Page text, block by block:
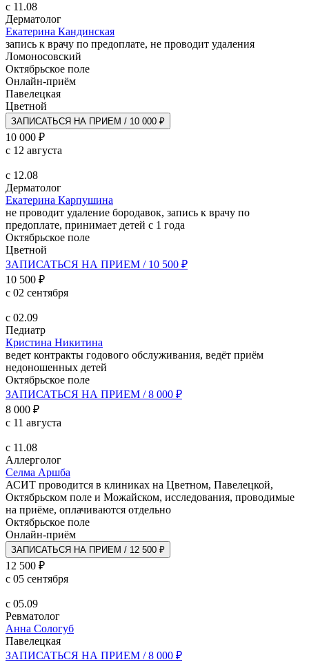
с 11.08
Дерматолог
Екатерина Кандинская
запись к врачу по предоплате, не проводит удаления
Ломоносовский
Октябрьское поле
Онлайн-приём
Павелецкая
Цветной
ЗАПИСАТЬСЯ НА ПРИЕМ / 10 000 ₽
10 000 ₽
с 12 августа
с 12.08
Дерматолог
Екатерина Карпушина
не проводит удаление бородавок, запись к врачу по
предоплате, принимает детей с 1 года
Октябрьское поле
Цветной
ЗАПИСАТЬСЯ НА ПРИЕМ / 10 500 ₽
10 500 ₽
с 02 сентября
с 02.09
Педиатр
Кристина Никитина
ведет контракты годового обслуживания, ведёт приём
недоношенных детей
Октябрьское поле
ЗАПИСАТЬСЯ НА ПРИЕМ / 8 000 ₽
8 000 ₽
с 11 августа
с 11.08
Аллерголог
Селма Аршба
АСИТ проводится в клиниках на Цветном, Павелецкой,
Октябрьском поле и Можайском, исследования, проводимые
на приёме, оплачиваются отдельно
Октябрьское поле
Онлайн-приём
ЗАПИСАТЬСЯ НА ПРИЕМ / 12 500 ₽
12 500 ₽
с 05 сентября
с 05.09
Ревматолог
Анна Сологуб
Павелецкая
ЗАПИСАТЬСЯ НА ПРИЕМ / 8 000 ₽